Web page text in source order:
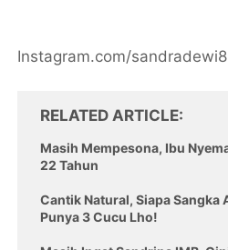
Instagram.com/
RELATED ARTICLE
Masih Mempesona, Ibu
22 Tahun
Cantik Natural, Siapa Sangka
Punya 3 Cucu Lho!